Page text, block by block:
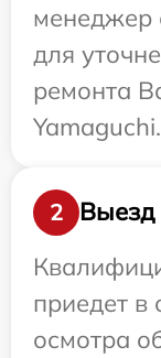
менеджер
для
ремонта
Yamaguchi.
2
Выезд
приедет в
осмотра